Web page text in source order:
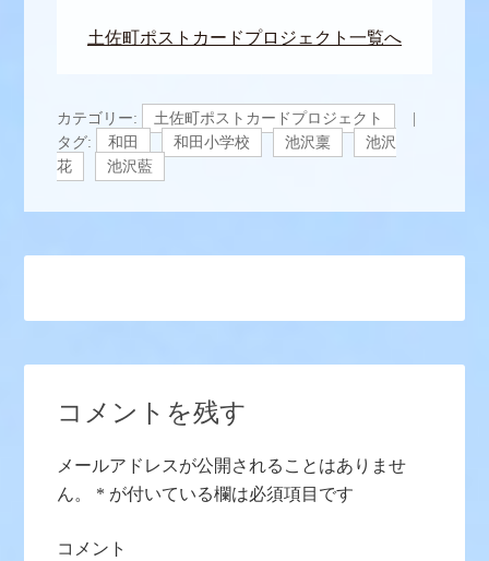
土佐町ポストカードプロジェクト一覧へ
カテゴリー:
土佐町ポストカードプロジェクト
タグ:
和田 和田小学校 池沢稟
池沢
花
池沢藍
コメントを残す
メールアドレスが公開されることはありませ
ん。
* が付いている欄は必須項目です
コメント